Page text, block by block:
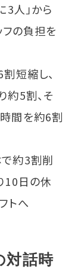
3人」から
フの負担を
短縮し、
約5割、そ
間を約6割
約3割削
10日の休
トへ
対話時